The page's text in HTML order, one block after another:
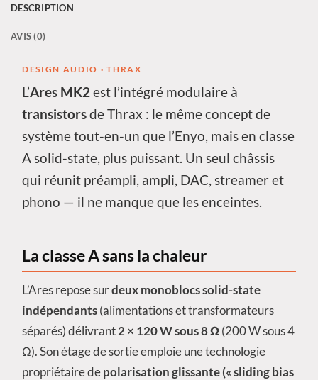
DESCRIPTION
AVIS (0)
DESIGN AUDIO · THRAX
L’Ares MK2 est l’intégré modulaire à
transistorsde Thrax : le même concept de
système tout-en-un que l’Enyo, mais en classe
A solid-state, plus puissant. Un seul châssis
qui réunit préampli, ampli, DAC, streamer et
phono — il ne manque que les enceintes.
La classe A sans la chaleur
L’Ares repose surdeux monoblocs solid-state
indépendants(alimentations et transformateurs
séparés) délivrant2 × 120 W sous 8 Ω(200 W sous 4
Ω). Son étage de sortie emploie une technologie
propriétaire depolarisation glissante (« sliding bias